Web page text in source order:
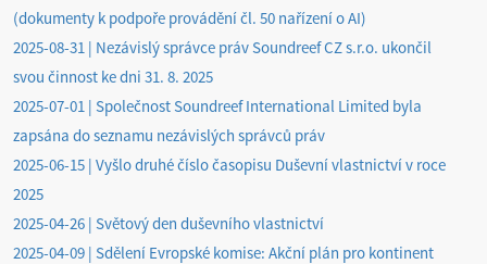
(dokumenty k podpoře provádění čl. 50 nařízení o AI)
2025-08-31 | Nezávislý správce práv Soundreef CZ s.r.o. ukončil
svou činnost ke dni 31. 8. 2025
2025-07-01 | Společnost Soundreef International Limited byla
zapsána do seznamu nezávislých správců práv
2025-06-15 | Vyšlo druhé číslo časopisu Duševní vlastnictví v roce
2025
2025-04-26 | Světový den duševního vlastnictví
2025-04-09 | Sdělení Evropské komise: Akční plán pro kontinent